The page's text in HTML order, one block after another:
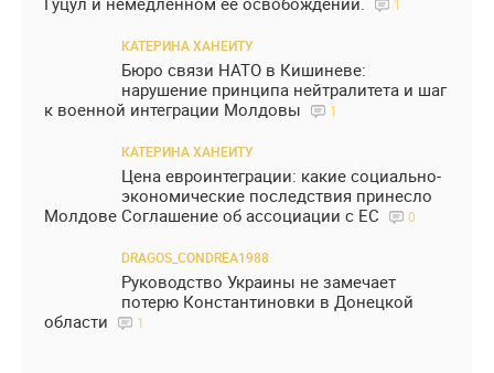
1
КАТЕРИНА ХАНЕИТУ
Бюро связи НАТО в Кишиневе:
нарушение принципа нейтралитета и шаг
к военной интеграции Молдовы
1
КАТЕРИНА ХАНЕИТУ
Цена евроинтеграции: какие социально-
экономические последствия принесло
Молдове Соглашение об ассоциации с ЕС
0
DRAGOS_CONDREA1988
Руководство Украины не замечает
потерю Константиновки в Донецкой
области
1